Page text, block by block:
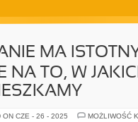
MA
NA TO, W
ON CZE - 26 - 2025
MOŻLIWOŚĆ